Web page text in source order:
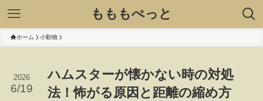
もももぺっと
ホーム 小動物
ハムスターが懐かない時の対処
法！怖がる原因と距離の縮め方
2026
6/19